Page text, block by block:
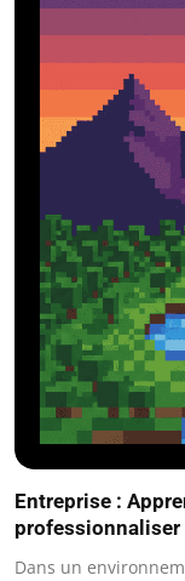
Entreprise :
Dans un